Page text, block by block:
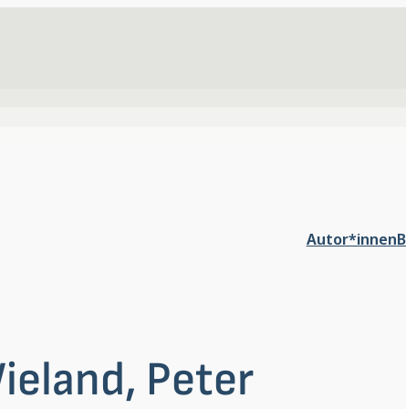
Autor*innen
Peter